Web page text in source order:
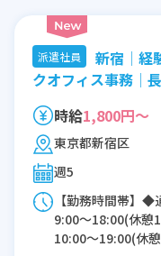
派遣社員
新宿│経
クオフィス事務│
時給1,800円～
東京都新宿区
週5
【勤務時間帯】
9:00〜18:00(休憩
10:00〜19:00(休